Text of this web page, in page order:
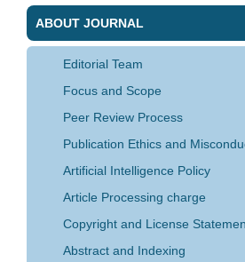
ABOUT JOURNAL
Editorial Team
Focus and Scope
Peer Review Process
Publication Ethics and
Artificial Intelligence Policy
Article Processing charge
Copyright and License
Abstract and Indexing